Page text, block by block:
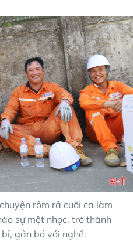
rôm rả cuối ca làm
sự mệt nhọc, trở thành
gắn bó với nghề.